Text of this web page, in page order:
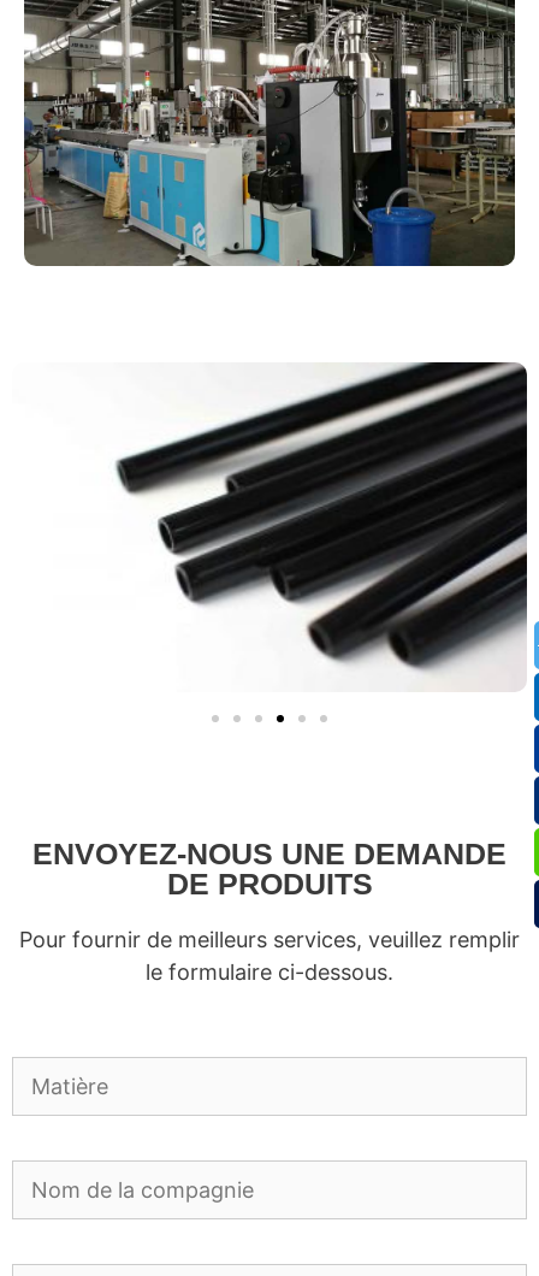
ENVOYEZ-NOUS UNE DEMANDE
DE PRODUITS
Pour fournir de meilleurs services, veuillez remplir
le formulaire ci-dessous.